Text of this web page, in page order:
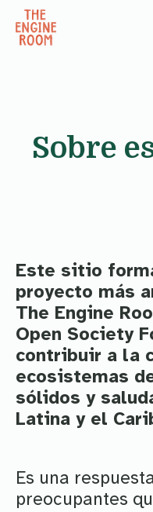
Skip to content
Sobre
Este sitio
proyecto más
The Engine
Open Society
contribuir a la
ecosistemas
sólidos y
Latina y el
Es una
preocupantes